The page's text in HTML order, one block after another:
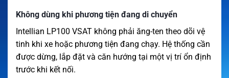
Không dùng khi phương tiện đang di chuyển
Intellian LP100 VSAT không phải ăng-ten theo dõi vệ
tinh khi xe hoặc phương tiện đang chạy. Hệ thống cần
được dừng, lắp đặt và căn hướng tại một vị trí ổn định
trước khi kết nối.